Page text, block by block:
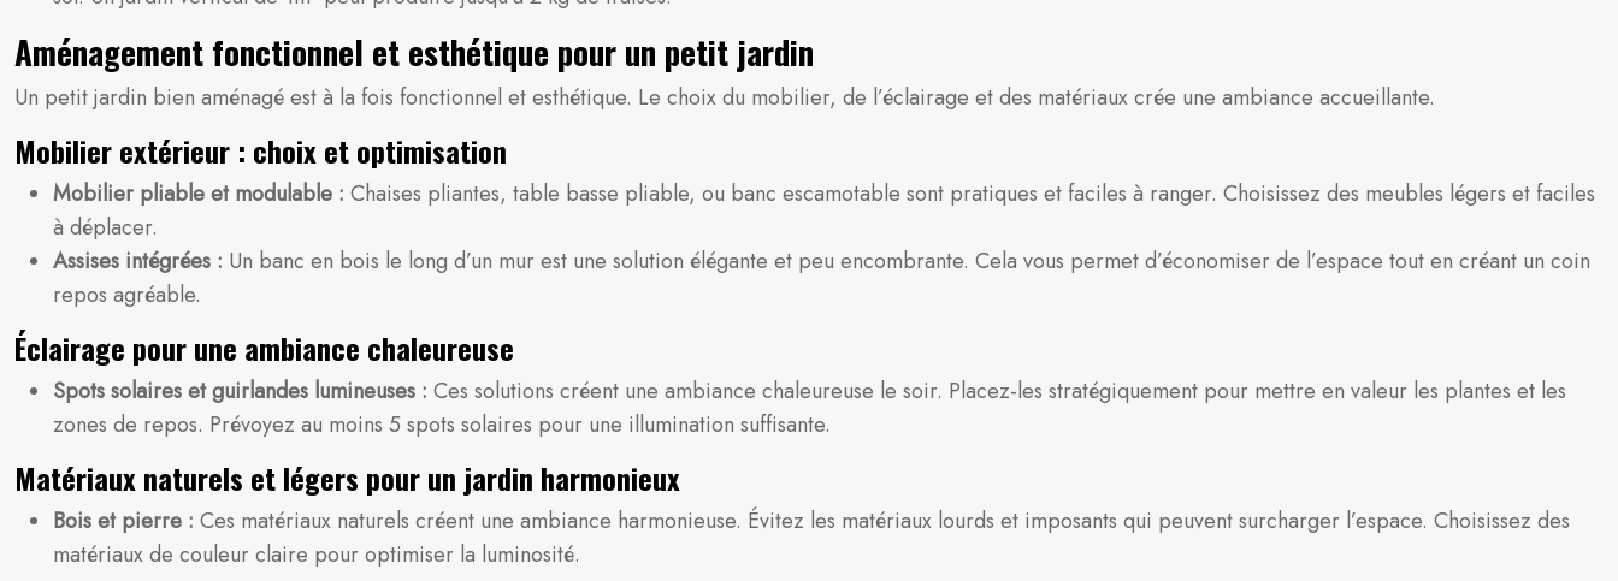
Aménagement fonctionnel et esthétique pour un petit jardin
Un petit jardin bien aménagé est à la fois fonctionnel et esthétique. Le choix du mobilier, de l’éclairage et des matériaux crée une ambiance accueillante.
Mobilier extérieur : choix et optimisation
Mobilier pliable et modulable : Chaises pliantes, table basse pliable, ou banc escamotable sont pratiques et faciles à ranger. Choisissez des meubles légers et faciles
à déplacer.
Assises intégrées : Un banc en bois le long d’un mur est une solution élégante et peu encombrante. Cela vous permet d’économiser de l’espace tout en créant un coin
repos agréable.
Éclairage pour une ambiance chaleureuse
Spots solaires et guirlandes lumineuses : Ces solutions créent une ambiance chaleureuse le soir. Placez-les stratégiquement pour mettre en valeur les plantes et les
zones de repos. Prévoyez au moins 5 spots solaires pour une illumination suffisante.
Matériaux naturels et légers pour un jardin harmonieux
Bois et pierre : Ces matériaux naturels créent une ambiance harmonieuse. Évitez les matériaux lourds et imposants qui peuvent surcharger l’espace. Choisissez des
matériaux de couleur claire pour optimiser la luminosité.